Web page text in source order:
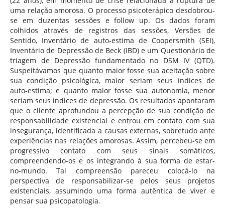
uma relação amorosa. O processo psicoterápico desdobrou-
se em duzentas sessões e follow up. Os dados foram
colhidos através de registros das sessões, Versões de
Sentido, Inventário de auto-estima de Coopersmith (SEI),
Inventário de Depressão de Beck (IBD) e um Questionário de
triagem de Depressão fundamentado no DSM IV (QTD).
Suspeitávamos que quanto maior fosse sua aceitação sobre
sua condição psicológica, maior seriam seus índices de
auto-estima; e quanto maior fosse sua autonomia, menor
seriam seus índices de depressão. Os resultados apontaram
que o cliente aprofundou a percepção de sua condição de
responsabilidade existencial e entrou em contato com sua
insegurança, identificada a causas externas, sobretudo ante
experiências nas relações amorosas. Assim, percebeu-se em
progressivo contato com seus sinais somáticos,
compreendendo-os e os integrando à sua forma de estar-
no-mundo. Tal compreensão pareceu colocá-lo na
perspectiva de responsabilizar-se pelos seus projetos
existenciais, assumindo uma forma autêntica de viver e
pensar sua psicopatologia.